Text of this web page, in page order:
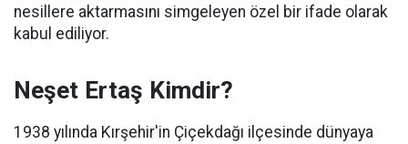
nesillere aktarmasını simgeleyen özel bir ifade olarak
kabul ediliyor.
Neşet Ertaş Kimdir?
1938 yılında Kırşehir'in Çiçekdağı ilçesinde dünyaya